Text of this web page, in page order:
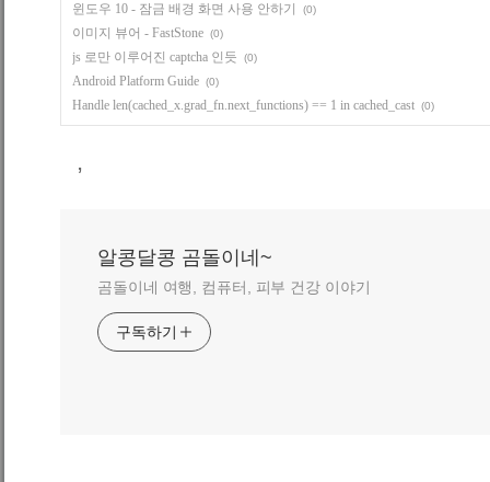
윈도우 10 - 잠금 배경 화면 사용 안하기 (0)
이미지 뷰어 - FastStone (0)
js 로만 이루어진 captcha 인듯 (0)
Android Platform Guide (0)
Handle len(cached_x.grad_fn.next_functions) == 1 in cached_cast (0)
,
알콩달콩 곰돌이네~
곰돌이네 여행, 컴퓨터, 피부 건강 이야기
구독하기